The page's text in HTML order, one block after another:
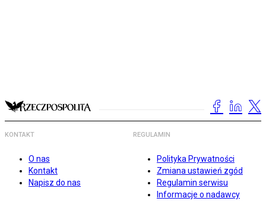
KONTAKT
O nas
Kontakt
Napisz do nas
REGULAMIN
Polityka Prywatności
Zmiana ustawień zgód
Regulamin serwisu
Informacje o nadawcy